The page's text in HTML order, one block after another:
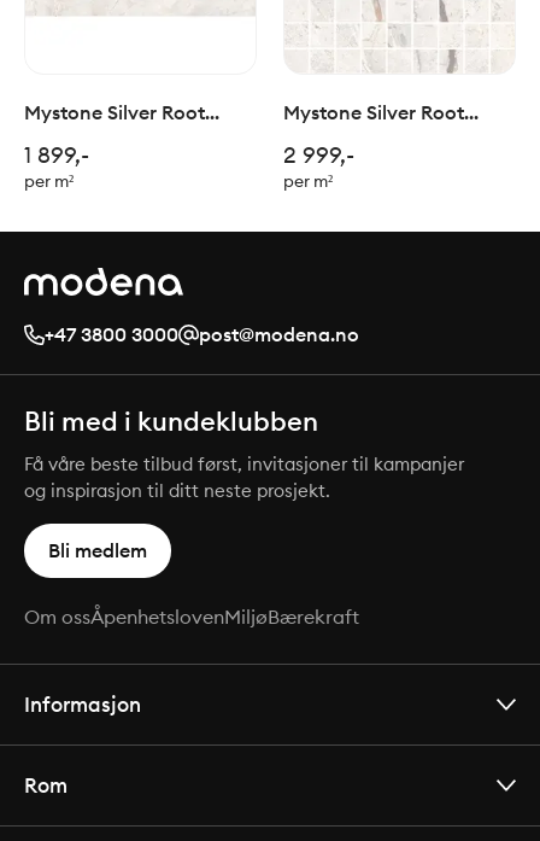
Mystone Silver Root
1 899,-
per m²
Mystone Silver Root
3x3/30x30cm
2 999,-
per m²
+47 3800 3000 post@modena.no
Bli med i kundeklubben
Få våre beste tilbud først, invitasjoner til kampanjer
og inspirasjon til ditt neste prosjekt.
Bli medlem
Om ossÅpenhetslovenMiljøBærekraft
Informasjon
Rom